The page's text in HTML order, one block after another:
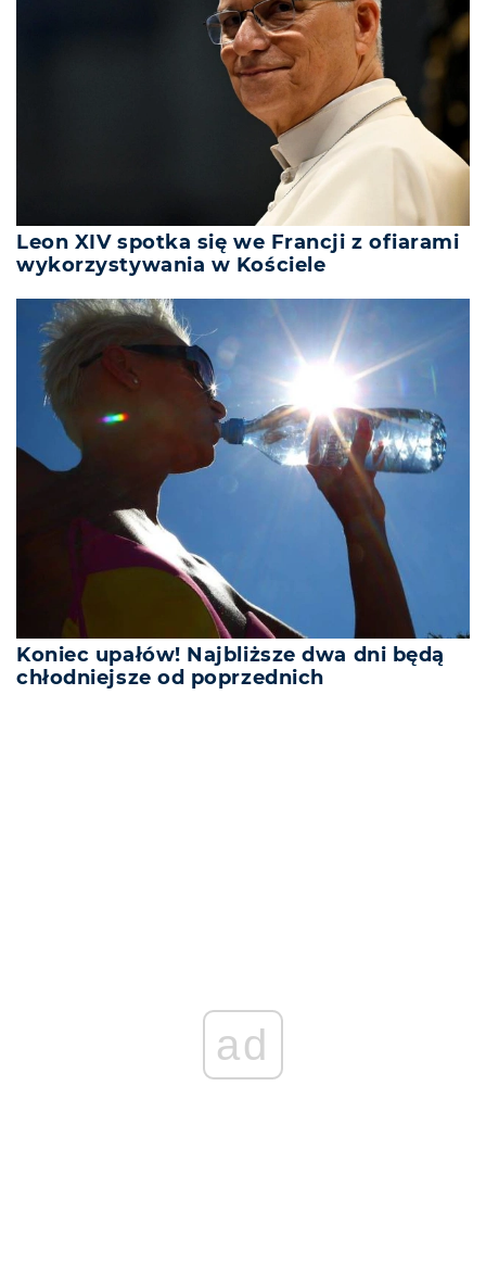
Leon XIV spotka się we Francji z ofiarami
wykorzystywania w Kościele
Koniec upałów! Najbliższe dwa dni będą
chłodniejsze od poprzednich